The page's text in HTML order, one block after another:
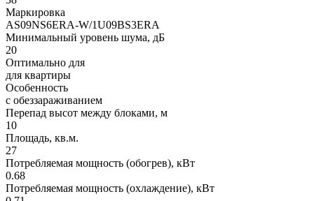
Маркировка
AS09NS6ERA-W/1U09BS3ERA
Минимальный уровень шума, дБ
20
Оптимально для
для квартиры
Особенность
с обеззараживанием
Перепад высот между блоками, м
10
Площадь, кв.м.
27
Потребляемая мощность (обогрев), кВт
0.68
Потребляемая мощность (охлаждение), кВт